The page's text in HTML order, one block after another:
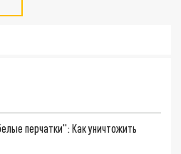
перчатки": Как уничтожить